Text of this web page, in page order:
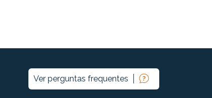
Ver perguntas frequentes